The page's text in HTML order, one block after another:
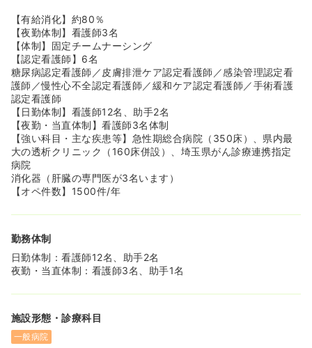
【有給消化】約80％
【夜勤体制】看護師3名
【体制】固定チームナーシング
【認定看護師】6名
糖尿病認定看護師／皮膚排泄ケア認定看護師／感染管理認定看
護師／慢性心不全認定看護師／緩和ケア認定看護師／手術看護
認定看護師
【日勤体制】看護師12名、助手2名
【夜勤・当直体制】看護師3名体制
【強い科目・主な疾患等】急性期総合病院（350床）、県内最
大の透析クリニック（160床併設）、埼玉県がん診療連携指定
病院
消化器（肝臓の専門医が3名います）
【オペ件数】1500件/年
勤務体制
日勤体制：看護師12名、助手2名
夜勤・当直体制：看護師3名、助手1名
施設形態・診療科目
一般病院